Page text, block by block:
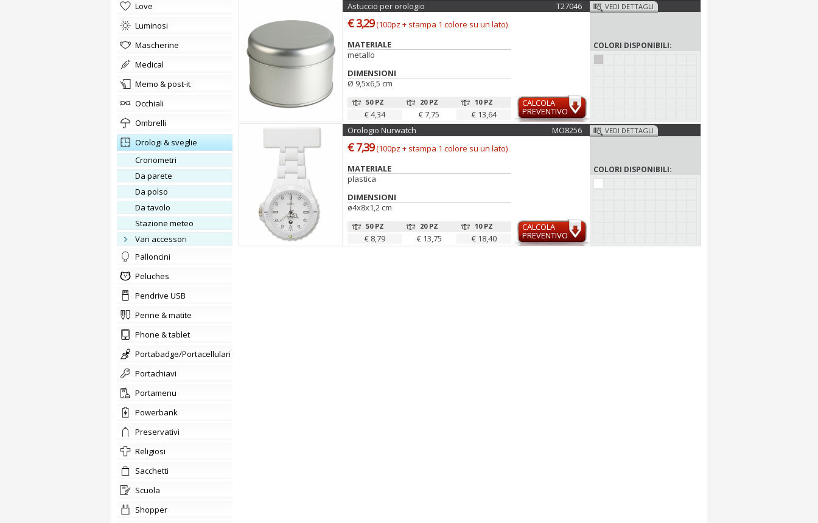
love
Luminosi
Mascherine
medical
memo & post-it
occhiali
ombrelli
orologi & sveglie
cronometri
da parete
da polso
da tavolo
stazione meteo
vari accessori
Palloncini
Peluches
Pendrive USB
penne & matite
phone & tablet
portabadge/Portacellulari
portachiavi
Portamenu
Powerbank
preservativi
Religiosi
sacchetti
scuola
shopper
Astuccio per orologio T27046
€ 3,29(100pz + stampa 1 colore su un lato)
MATERIALE
metallo
DIMENSIONI
Ø 9,5x6,5 cm
50 PZ
€ 4,34
20 PZ
€ 7,75
10 PZ
€ 13,64
CALCOLA
PREVENTIVO
VEDI DETTAGLI
COLORI DISPONIBILI:
Orologio Nurwatch MO8256
€ 7,39(100pz + stampa 1 colore su un lato)
MATERIALE
plastica
DIMENSIONI
ø4x8x1,2 cm
50 PZ
€ 8,79
20 PZ
€ 13,75
10 PZ
€ 18,40
CALCOLA
PREVENTIVO
VEDI DETTAGLI
COLORI DISPONIBILI: